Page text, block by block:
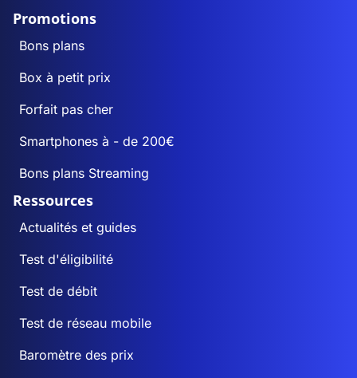
Promotions
Bons plans
Box à petit prix
Forfait pas cher
Smartphones à - de 200€
Bons plans Streaming
Ressources
Actualités et guides
Test d'éligibilité
Test de débit
Test de réseau mobile
Baromètre des prix